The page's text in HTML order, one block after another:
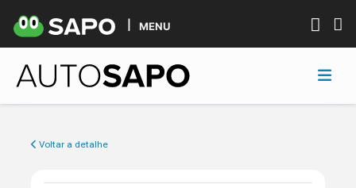
MENU
Voltar a detalhe